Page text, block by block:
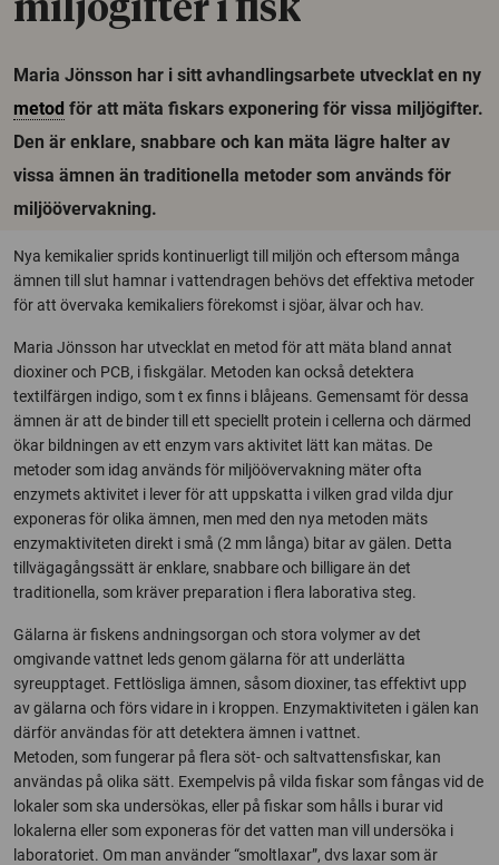
miljögifter i fisk
Maria Jönsson har i sitt avhandlingsarbete utvecklat en ny
metod för att mäta fiskars exponering för vissa miljögifter.
Den är enklare, snabbare och kan mäta lägre halter av
vissa ämnen än traditionella metoder som används för
miljöövervakning.
Nya kemikalier sprids kontinuerligt till miljön och eftersom många
ämnen till slut hamnar i vattendragen behövs det effektiva metoder
för att övervaka kemikaliers förekomst i sjöar, älvar och hav.
Maria Jönsson har utvecklat en metod för att mäta bland annat
dioxiner och PCB, i fiskgälar. Metoden kan också detektera
textilfärgen indigo, som t ex finns i blåjeans. Gemensamt för dessa
ämnen är att de binder till ett speciellt protein i cellerna och därmed
ökar bildningen av ett enzym vars aktivitet lätt kan mätas. De
metoder som idag används för miljöövervakning mäter ofta
enzymets aktivitet i lever för att uppskatta i vilken grad vilda djur
exponeras för olika ämnen, men med den nya metoden mäts
enzymaktiviteten direkt i små (2 mm långa) bitar av gälen. Detta
tillvägagångssätt är enklare, snabbare och billigare än det
traditionella, som kräver preparation i flera laborativa steg.
Gälarna är fiskens andningsorgan och stora volymer av det
omgivande vattnet leds genom gälarna för att underlätta
syreupptaget. Fettlösliga ämnen, såsom dioxiner, tas effektivt upp
av gälarna och förs vidare in i kroppen. Enzymaktiviteten i gälen kan
därför användas för att detektera ämnen i vattnet.
Metoden, som fungerar på flera söt- och saltvattensfiskar, kan
användas på olika sätt. Exempelvis på vilda fiskar som fångas vid de
lokaler som ska undersökas, eller på fiskar som hålls i burar vid
lokalerna eller som exponeras för det vatten man vill undersöka i
laboratoriet. Om man använder “smoltlaxar”, dvs laxar som är